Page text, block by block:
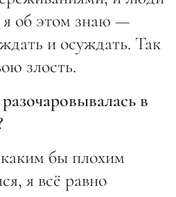
я об этом знаю —
и осуждать. Так
злость.
в
бы плохим
я всё равно